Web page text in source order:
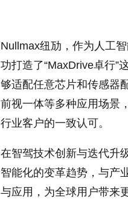
Nullmax纽劢，作为人工
功打造了“MaxDrive卓行”
够适配任意芯片和传感器
前视一体等多种应用场景
行业客户的一致认可。
在智驾技术创新与迭代升
智能化的变革趋势，与产
与应用，为全球用户带来